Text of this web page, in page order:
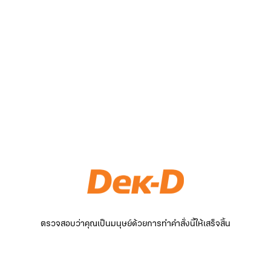
ตรวจสอบว่าคุณเป็นมนุษย์ด้วยการทำคำสั่งนี้ให้เสร็จสิ้น